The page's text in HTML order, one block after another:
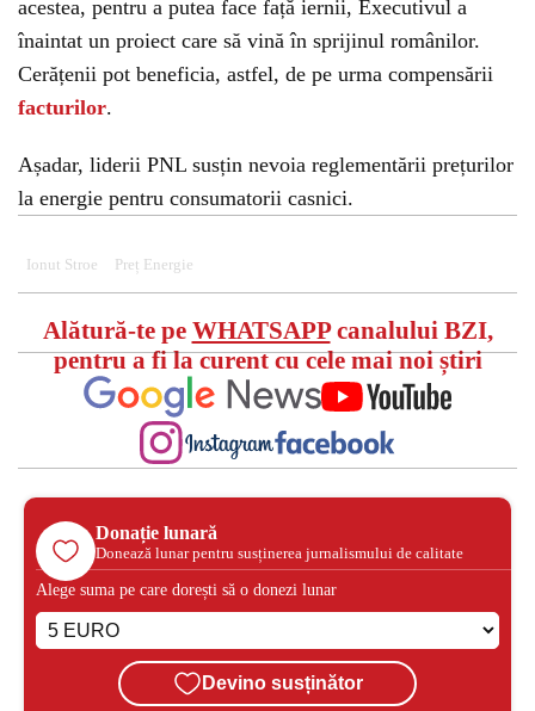
acestea, pentru a putea face față iernii, Executivul a
înaintat un proiect care să vină în sprijinul românilor.
Cerățenii pot beneficia, astfel, de pe urma compensării
facturilor.
Așadar, liderii PNL susțin nevoia reglementării prețurilor
la energie pentru consumatorii casnici.
Ionut Stroe Preț Energie
Alătură-te pe WHATSAPPcanalului BZI,
pentru a fi la curent cu cele mai noi știri
Donație lunară
Donează lunar pentru susținerea jurnalismului de calitate
Alege suma pe care dorești să o donezi lunar
Devino susținător